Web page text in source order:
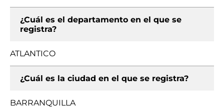
¿Cuál es el departamento en el que se
registra?
ATLANTICO
¿Cuál es la ciudad en el que se registra?
BARRANQUILLA